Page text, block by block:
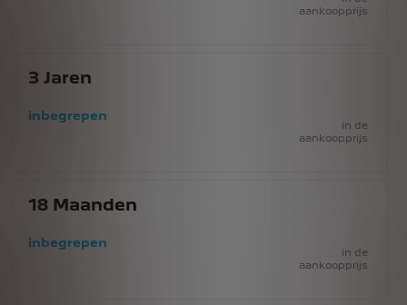
aankoopprijs
3 Jaren
inbegrepen
in de
aankoopprijs
18 Maanden
inbegrepen
in de
aankoopprijs